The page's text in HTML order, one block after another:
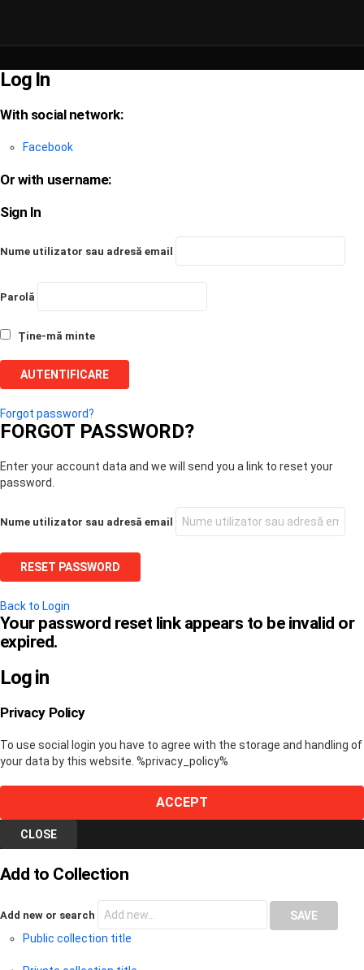
Log In
With social network:
Facebook
Or with username:
Sign In
Nume utilizator sau adresă email
Parolă
Ține-mă minte
Forgot password?
FORGOT PASSWORD?
Enter your account data and we will send you a link to reset your
password.
Nume utilizator sau adresă email
Back to Login
Your password reset link appears to be invalid or
expired.
Log in
Privacy Policy
To use social login you have to agree with the storage and handling of
your data by this website. %privacy_policy%
ACCEPT
CLOSE
Add to Collection
Add new or search
Public collection title